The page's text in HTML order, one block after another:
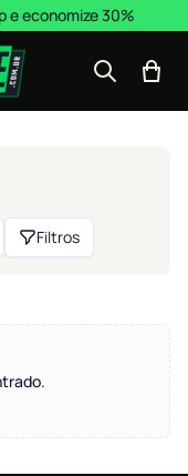
e economize 30%
Filtros